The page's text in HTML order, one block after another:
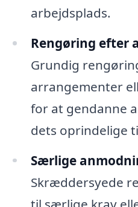
arbejdsplads.
Rengøring efter
Grundig
arrangementer
for at gendanne
dets oprindelige
Særlige
Skræddersyede